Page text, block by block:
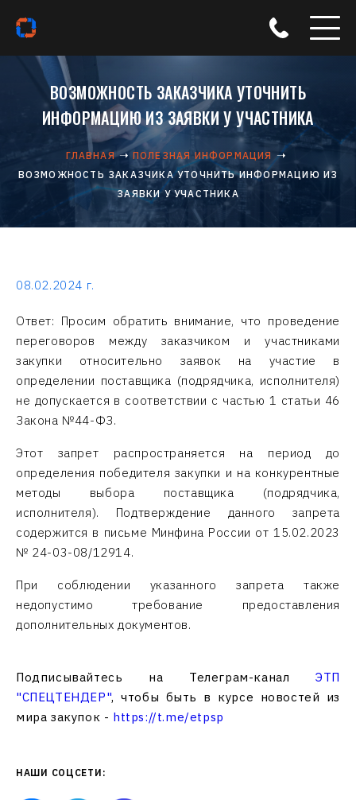
ВОЗМОЖНОСТЬ ЗАКАЗЧИКА УТОЧНИТЬ
ИНФОРМАЦИЮ ИЗ ЗАЯВКИ У УЧАСТНИКА
ГЛАВНАЯ
ПОЛЕЗНАЯ ИНФОРМАЦИЯ
ВОЗМОЖНОСТЬ ЗАКАЗЧИКА УТОЧНИТЬ ИНФОРМАЦИЮ ИЗ
ЗАЯВКИ У УЧАСТНИКА
08.02.2024 г.
Ответ: Просим обратить внимание, что проведение
переговоров между заказчиком и участниками
закупки относительно заявок на участие в
определении поставщика (подрядчика, исполнителя)
не допускается в соответствии с частью 1 статьи 46
Закона №44-ФЗ.
Этот запрет распространяется на период до
определения победителя закупки и на конкурентные
методы выбора поставщика (подрядчика,
исполнителя). Подтверждение данного запрета
содержится в письме Минфина России от 15.02.2023
№ 24-03-08/12914.
При соблюдении указанного запрета также
недопустимо требование предоставления
дополнительных документов.
Подписывайтесь на Телеграм-каналЭТП
"СПЕЦТЕНДЕР", чтобы быть в курсе новостей из
мира закупок - https://t.me/etpsp
НАШИ СОЦСЕТИ: